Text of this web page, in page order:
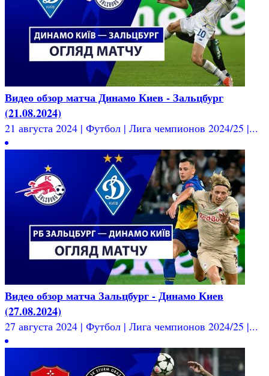
Видео обзор матча Динамо Киев - Зальцбург
(21.08.2024)
21 августа 2024 | Футбол | Лига чемпионов 2024/25 |...
Видео обзор матча Зальцбург - Динамо Киев
(27.08.2024)
27 августа 2024 | Футбол | Лига чемпионов 2024/25 |...